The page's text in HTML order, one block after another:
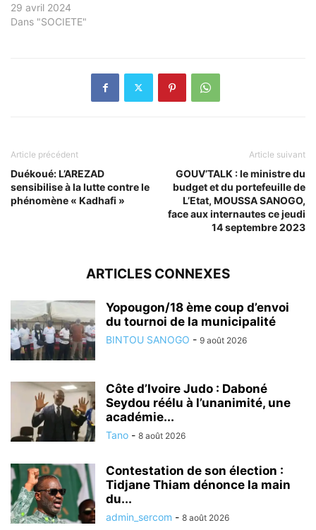
29 avril 2024
Dans "SOCIETE"
Article précédent
Duékoué: L’AREZAD
sensibilise à la lutte contre le
phénomène « Kadhafi »
Article suivant
GOUV’TALK : le ministre du
budget et du portefeuille de
L’Etat, MOUSSA SANOGO,
face aux internautes ce jeudi
14 septembre 2023
ARTICLES CONNEXES
Yopougon/18 ème coup d’envoi
du tournoi de la municipalité
BINTOU SANOGO - 9 août 2026
Côte d’Ivoire Judo : Daboné
Seydou réélu à l’unanimité, une
académie...
Tano - 8 août 2026
Contestation de son élection :
Tidjane Thiam dénonce la main
du...
admin_sercom - 8 août 2026